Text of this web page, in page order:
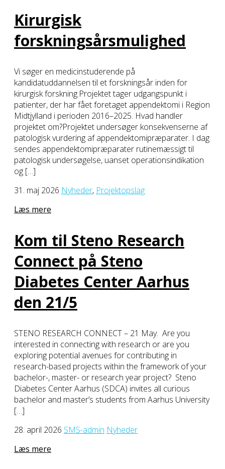
Kirurgisk
forskningsårsmulighed
Vi søger en medicinstuderende på
kandidatuddannelsen til et forskningsår inden for
kirurgisk forskning.Projektet tager udgangspunkt i
patienter, der har fået foretaget appendektomi i Region
Midtjylland i perioden 2016–2025. Hvad handler
projektet om?Projektet undersøger konsekvenserne af
patologisk vurdering af appendektomipræparater. I dag
sendes appendektomipræparater rutinemæssigt til
patologisk undersøgelse, uanset operationsindikation
og […]
31. maj 2026 Nyheder, Projektopslag
Læs mere
Kom til Steno Research
Connect på Steno
Diabetes Center Aarhus
den 21/5
STENO RESEARCH CONNECT – 21 May. Are you
interested in connecting with research or are you
exploring potential avenues for contributing in
research-based projects within the framework of your
bachelor-, master- or research year project? Steno
Diabetes Center Aarhus (SDCA) invites all curious
bachelor and master’s students from Aarhus University
[…]
28. april 2026 SMS-admin Nyheder
Læs mere